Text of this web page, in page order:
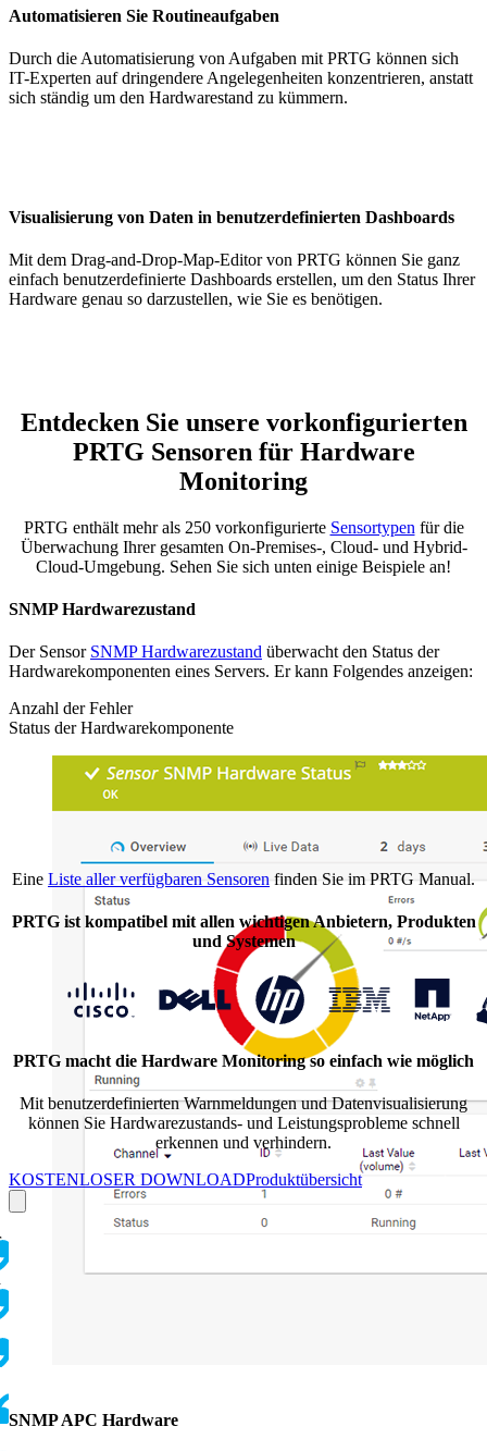
Automatisieren Sie Routineaufgaben
Durch die Automatisierung von Aufgaben mit PRTG können sich
IT-Experten auf dringendere Angelegenheiten konzentrieren, anstatt
sich ständig um den Hardwarestand zu kümmern.
Visualisierung von Daten in benutzerdefinierten Dashboards
Mit dem Drag-and-Drop-Map-Editor von PRTG können Sie ganz
einfach benutzerdefinierte Dashboards erstellen, um den Status Ihrer
Hardware genau so darzustellen, wie Sie es benötigen.
Entdecken Sie unsere vorkonfigurierten
PRTG Sensoren für Hardware
Monitoring
PRTG enthält mehr als 250 vorkonfigurierte Sensortypen für die
Überwachung Ihrer gesamten On-Premises-, Cloud- und Hybrid-
Cloud-Umgebung. Sehen Sie sich unten einige Beispiele an!
SNMP Hardwarezustand
Der Sensor SNMP Hardwarezustand überwacht den Status der
Hardwarekomponenten eines Servers. Er kann Folgendes anzeigen:
Anzahl der Fehler
Status der Hardwarekomponente
SNMP APC Hardware
Eine Liste aller verfügbaren Sensoren finden Sie im PRTG Manual.
PRTG ist kompatibel mit allen wichtigen Anbietern, Produkten
und Systemen
PRTG macht die Hardware Monitoring so einfach wie möglich
Mit benutzerdefinierten Warnmeldungen und Datenvisualisierung
können Sie Hardwarezustands- und Leistungsprobleme schnell
erkennen und verhindern.
KOSTENLOSER DOWNLOADProduktübersicht